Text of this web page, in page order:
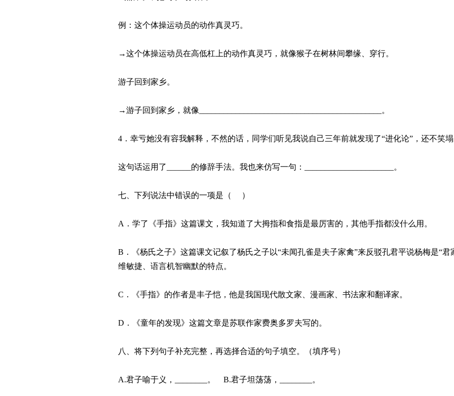
例：这个体操运动员的动作真灵巧。
→这个体操运动员在高低杠上的动作真灵巧，就像猴子在树林间攀缘、穿行。
游子回到家乡。
→游子回到家乡，就像_____________________________________________。
4．幸亏她没有容我解释，不然的话，同学们听见我说自己三年前就发现了“进化论”，还不笑
这句话运用了______的修辞手法。我也来仿写一句：______________________。
七、下列说法中错误的一项是（ ）
A．学了《手指》这篇课文，我知道了大拇指和食指是最厉害的，其他手指都没什么用。
B．《杨氏之子》这篇课文记叙了杨氏之子以“未闻孔雀是夫子家禽”来反驳孔君平说杨梅是“
维敏捷、语言机智幽默的特点。
C．《手指》的作者是丰子恺，他是我国现代散文家、漫画家、书法家和翻译家。
D．《童年的发现》这篇文章是苏联作家费奥多罗夫写的。
八、将下列句子补充完整，再选择合适的句子填空。（填序号）
A.君子喻于义，________。 B.君子坦荡荡，________。